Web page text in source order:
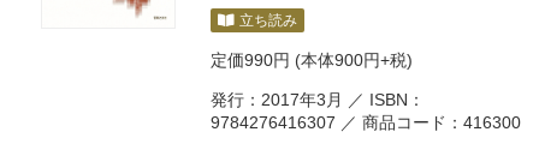
立ち読み
定価990円 (本体900円+税)
発行：2017年3月 ／ ISBN：
9784276416307 ／ 商品コード：416300